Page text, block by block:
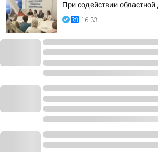
При содействии
16:33